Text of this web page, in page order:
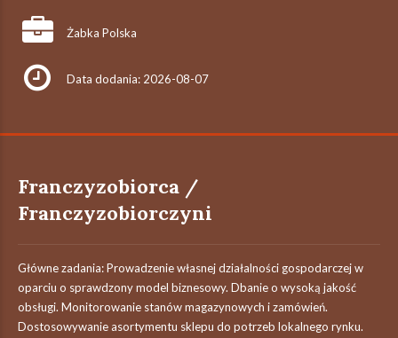
Żabka Polska
Data dodania: 2026-08-07
Franczyzobiorca /
Franczyzobiorczyni
Główne zadania: Prowadzenie własnej działalności gospodarczej w
oparciu o sprawdzony model biznesowy. Dbanie o wysoką jakość
obsługi. Monitorowanie stanów magazynowych i zamówień.
Dostosowywanie asortymentu sklepu do potrzeb lokalnego rynku.